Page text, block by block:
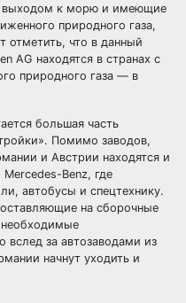
выходом к морю и имеющие
природного газа,
отметить, что в данный
AG находятся в странах с
природного газа — в
большая часть
Помимо заводов,
и Австрии находятся и
Benz, где
автобусы и спецтехнику.
на сборочные
необходимые
за автозаводами из
начнут уходить и